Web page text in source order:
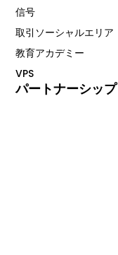
信号
取引ソーシャルエリア
教育アカデミー
VPS
パートナーシップ